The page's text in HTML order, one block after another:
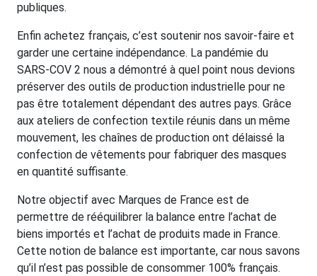
publiques.
Enfin achetez français, c’est soutenir nos savoir-faire et
garder une certaine indépendance. La pandémie du
SARS-COV 2 nous a démontré à quel point nous devions
préserver des outils de production industrielle pour ne
pas être totalement dépendant des autres pays. Grâce
aux ateliers de confection textile réunis dans un même
mouvement, les chaînes de production ont délaissé la
confection de vêtements pour fabriquer des masques
en quantité suffisante.
Notre objectif avec Marques de France est de
permettre de rééquilibrer la balance entre l’achat de
biens importés et l’achat de produits made in France.
Cette notion de balance est importante, car nous savons
qu’il n’est pas possible de consommer 100% français.